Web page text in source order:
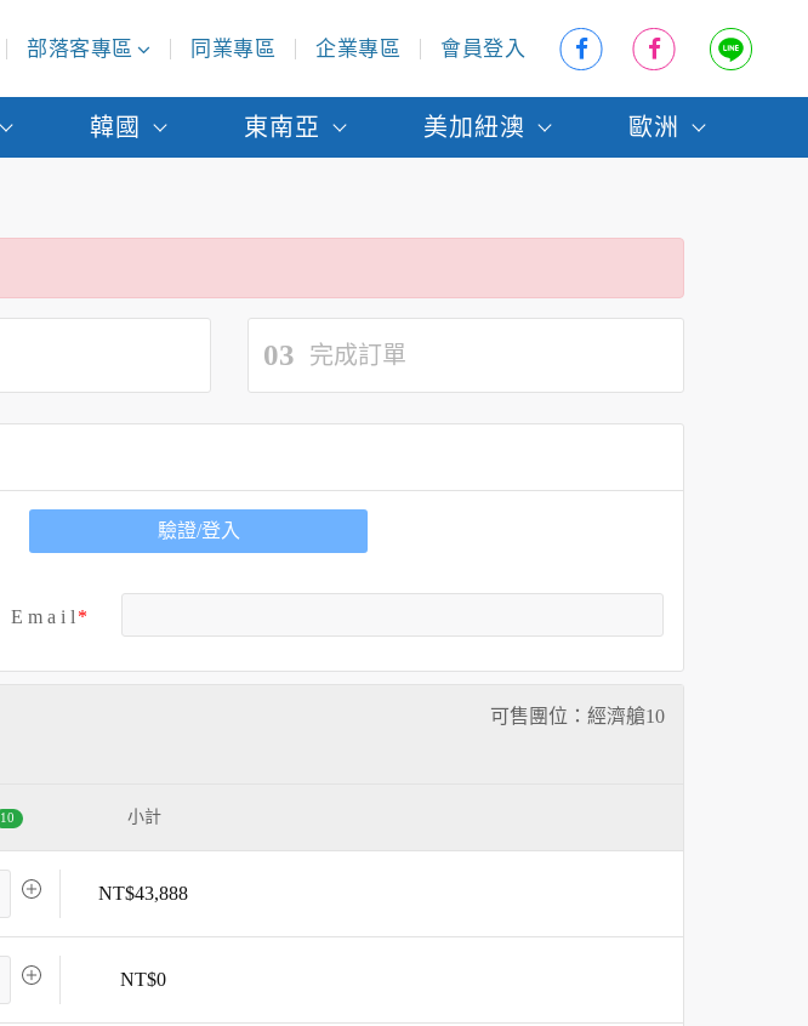
部落客專區 同業專區 企業專區 會員登入
韓國 東南亞 美加紐澳 歐洲
03 完成訂單
驗證/登入
E m a i l
可售團位：經濟艙10
10 小計
NT$43,888
NT$0